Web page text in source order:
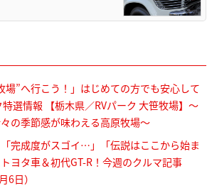
場”へ行こう！」はじめての方でも安心して
選情報 【栃木県／RVパーク 大笹牧場】～
の季節感が味わえる高原牧場～
「完成度がスゴイ…」「伝説はここから始ま
ヨタ車＆初代GT-R！今週のクルマ記事
6日）